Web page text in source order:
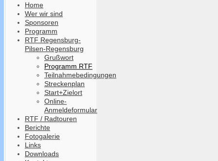
Home
Wer wir sind
Sponsoren
Programm
RTF Regensburg-
Pilsen-Regensburg
Grußwort
Programm RTF
Teilnahmebedingungen
Streckenplan
Start+Zielort
Online-
Anmeldeformular
RTF / Radtouren
Berichte
Fotogalerie
Links
Downloads